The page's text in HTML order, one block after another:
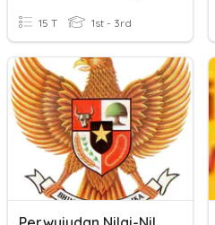
15 T 1st - 3rd